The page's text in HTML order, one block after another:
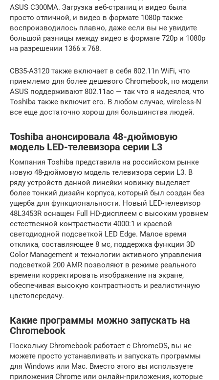
ASUS C300MA. Загрузка веб-страниц и видео была
просто отличной, и видео в формате 1080p также
воспроизводилось плавно, даже если вы не увидите
большой разницы между видео в формате 720p и 1080p
на разрешении 1366 x 768.
CB35-A3120 также включает в себя 802.11n WiFi, что
приемлемо для более дешевого Chromebook, но модели
ASUS поддерживают 802.11ac — так что я надеялся, что
Toshiba также включит его. В любом случае, wireless-N
все еще достаточно хорош для большинства людей.
Toshiba анонсировала 48-дюймовую
модель LED-телевизора серии L3
Компания Toshiba представила на российском рынке
новую 48-дюймовую модель телевизора серии L3. В
ряду устройств данной линейки новинку выделяет
более тонкий дизайн корпуса, который был создан без
ущерба для функциональности. Новый LED-телевизор
48L3453R оснащен Full HD-дисплеем с высоким уровнем
естественной контрастности 4000:1 и краевой
светодиодной подсветкой LED Edge. Малое время
отклика, составляющее 8 мс, поддержка функции 3D
Color Management и технологии активного управления
подсветкой 200 AMR позволяют в режиме реального
времени корректировать изображение на экране,
обеспечивая высокую контрастность и реалистичную
цветопередачу.
Какие программы можно запускать на
Chromebook
Поскольку Chromebook работает с ChromeOS, вы не
можете просто устанавливать и запускать программы
для Windows или Mac. Вместо этого вы используете
приложения Chrome или онлайн-приложения, которые